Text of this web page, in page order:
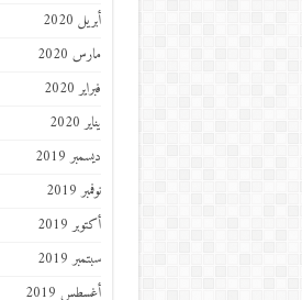
أبريل 2020
مارس 2020
فبراير 2020
يناير 2020
ديسمبر 2019
نوفمبر 2019
أكتوبر 2019
سبتمبر 2019
أغسطس 2019